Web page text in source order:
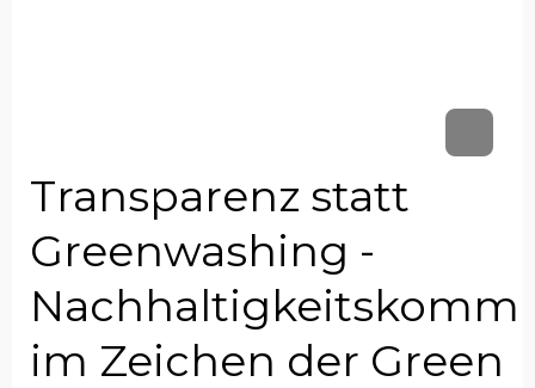
Transparenz statt
Greenwashing -
im Zeichen der Green